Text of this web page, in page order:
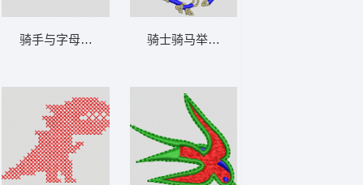
骑手与字母标志 男装 骑士骑马举火炬 男装